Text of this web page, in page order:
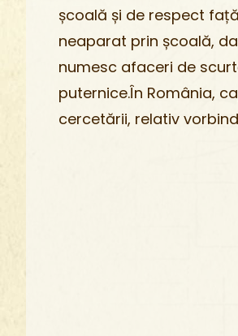
școală și de respect
neaparat prin școală,
numesc afaceri de
puternice.În România,
cercetării, relativ